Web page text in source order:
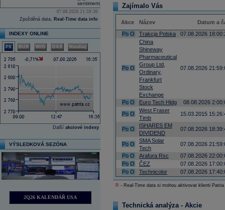
07.08.2026 21:59:30
Zpožděná data, Real-Time data info
INDEXY ONLINE
PX BUX WIG DAX Nasdaq
Další akciové indexy
VÝSLEDKOVÁ SEZÓNA
2Q26 KALENDÁŘ USA
Zajímalo Vás
Akce Název
Datum a
Po O Trakcja Polska 07.08.2026
Po O
China
Shineway
Pharmaceutical
Group Ltd,
Ordinary,
Frankfurt
Stock
Exchange
07.08.2026
Po O Euro Tech Hldg
08.08.2026
Po O
West Fraser
Timb
15.03.2015
Po O
ISHARES EM
DIVIDEND
07.08.2026
Po O
SMA Solar
Tech
07.08.2026
Po O Arafura Rsc
07.08.2026
Po O ČEZ
07.08.2026
Po O Technicolor 07.08.2026
R - Real-Time data si mohou aktivovat klienti
Technická analýza - Akcie